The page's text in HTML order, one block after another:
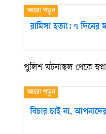
রামিসা হত্যা: ৭ দিনের
পুলিশ ঘটনাস্থল থেকে
বিচার চাই না,